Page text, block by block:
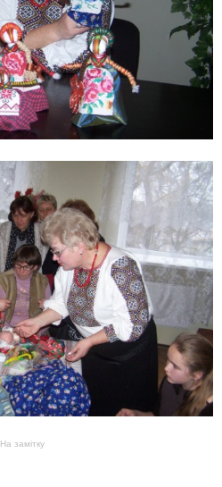
На замітку